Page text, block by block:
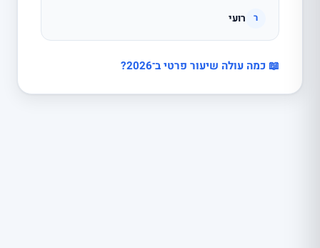
ר רועי
📖 כמה עולה שיעור פרטי ב־2026?